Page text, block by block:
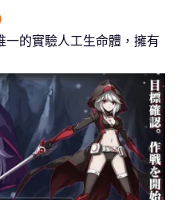
一的實驗人工生命體，擁有